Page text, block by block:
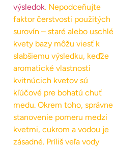
výsledok. Nepodceňujte
faktor čerstvosti použitých
surovín – staré alebo uschlé
kvety bazy môžu viesť k
slabšiemu výsledku, keďže
aromatické vlastnosti
kvitnúcich kvetov sú
kľúčové pre bohatú chuť
medu. Okrem toho, správne
stanovenie pomeru medzi
kvetmi, cukrom a vodou je
zásadné. Príliš veľa vody